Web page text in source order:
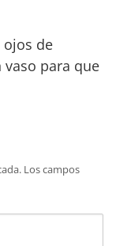
ojos de
para que
Los campos